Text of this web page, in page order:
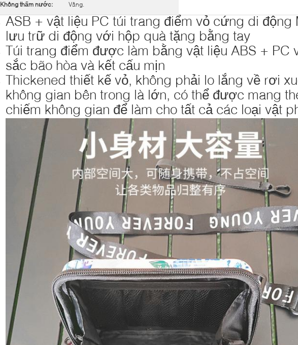
Không thấm nước: Vâng.
ASB + vật liệu PC túi trang điểm vỏ cứng di động
lưu trữ di động với hộp quà tặng bằng tay
Túi trang điểm được làm bằng vật liệu ABS + PC
sắc bão hòa và kết cấu mịn
Thickened thiết kế vỏ, không phải lo lắng về rơi
không gian bên trong là lớn, có thể được mang
chiếm không gian để làm cho tất cả các loại vật